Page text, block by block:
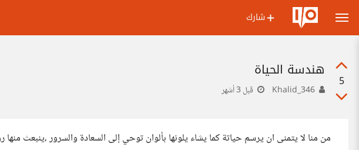
شارك
5
هندسة الحياة
قبل 3 أشهر
من منا لا يتمنى ان يرسم حياتة كما يشاء يلونها بألوان توحي إلى السعادة والسرور ،ينبعث